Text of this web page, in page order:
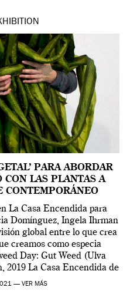
PARA ABORDAR
CON LAS PLANTAS A
CONTEMPORÁNEO
La Casa Encendida para
Domínguez, Ingela Ihrman
global entre lo que crea
creamos como especia
Day: Gut Weed (Ulva
2019 La Casa Encendida de
Wellcome […]
— VER MÁS